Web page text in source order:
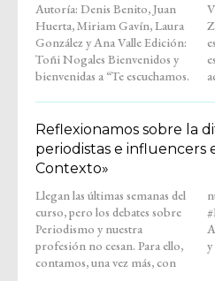
Autoría: Denis Benito, Juan
Huerta, Miriam Gavín, Laura
González y Ana Valle Edición:
Toñi Nogales Bienvenidos y
bienvenidas a “Te escuchamos.
Voces de quienes llegaron a
Zaragoza para quedarse”. Un
espacio tranquilo, hecho para
escuchar sin prisas y
Reflexionamos sobre la
periodistas e influencers
Contexto»
Llegan las últimas semanas del
curso, pero los debates sobre
Periodismo y nuestra
profesión no cesan. Para ello,
contamos, una vez más, con
nuestro propio podcast de
#Entremedios. Laura Jiménez,
Adriana Pérez, Gisela de Mur
y